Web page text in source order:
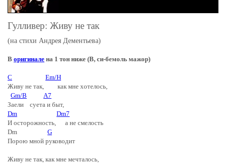
Гулливер: Живу не так
(на стихи Андрея Дементьева)
В оригинале на 1 тон ниже (B, си-бемоль мажор)
C
Em/H
Живу не так, как мне хотелось,
Gm/B
A7
Заели суета и быт,
Dm
Dm7
И осторожность, а не смелость
Dm G
Порою мной руководит
Живу не так, как мне мечталось,